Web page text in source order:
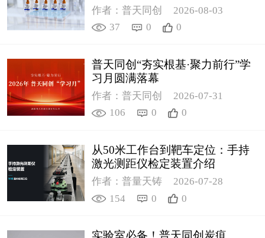
作者：普天同创
2026-08-03
37
0 0
普天同创“夯实根基·聚力前行”学
习月圆满落幕
作者：普天同创
2026-07-31
106
0 0
从50米工作台到靶车定位：手持
激光测距仪检定装置介绍
作者：普量天铸
2026-07-28
154
0 0